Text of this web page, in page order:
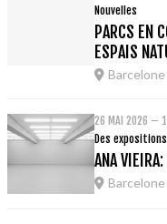
Nouvelles
PARCS EN
ESPAIS
Barcelone
26 MAI 2026 –
Des expositions
ANA
Barcelone